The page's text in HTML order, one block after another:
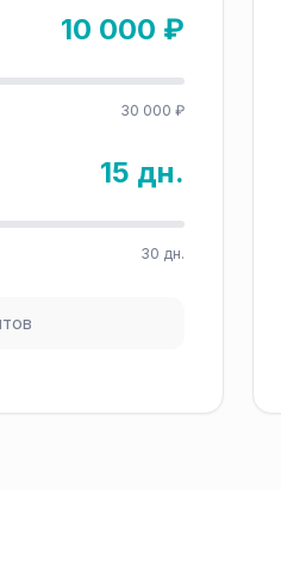
10 000 ₽
30 000 ₽
15 дн.
30 дн.